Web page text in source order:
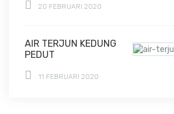
20 FEBRUARI 2020
AIR TERJUN KEDUNG
PEDUT
11 FEBRUARI 2020